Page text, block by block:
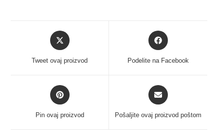
Tweet ovaj proizvod Podelite na Facebook
Pin ovaj proizvod Pošaljite ovaj proizvod poštom